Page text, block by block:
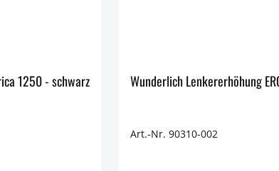
Wunderlich Lenkererhöhung Ergo+ Pan America 1250 - schwarz
Art.-Nr. 90310-002